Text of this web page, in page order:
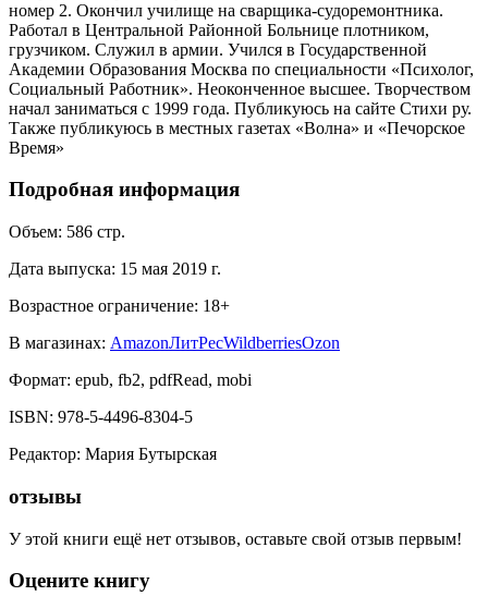
номер 2. Окончил училище на сварщика-судоремонтника.
Работал в Центральной Районной Больнице плотником,
грузчиком. Служил в армии. Учился в Государственной
Академии Образования Москва по специальности «Психолог,
Социальный Работник». Неоконченное высшее. Творчеством
начал заниматься с 1999 года. Публикуюсь на сайте Стихи ру.
Также публикуюсь в местных газетах «Волна» и «Печорское
Время»
Подробная информация
Объем: 586 стр.
Дата выпуска: 15 мая 2019 г.
Возрастное ограничение: 18+
В магазинах: AmazonЛитРесWildberriesOzon
Формат: epub, fb2, pdfRead, mobi
ISBN: 978-5-4496-8304-5
Редактор: Мария Бутырская
отзывы
У этой книги ещё нет отзывов, оставьте свой отзыв первым!
Оцените книгу